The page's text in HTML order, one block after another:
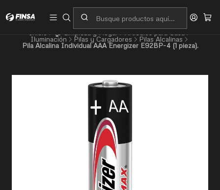
Iluminación Pilas y Cargadores Pilas Alcalinas
Pila Alcalina Individual AAA Energizer E92BP-4 (1 pieza).